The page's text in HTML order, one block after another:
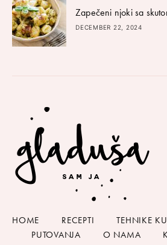
Zapečeni njoki sa
DECEMBER 22, 2024
HOME RECEPTI
TEHNIKE
PUTOVANJA
O NAMA